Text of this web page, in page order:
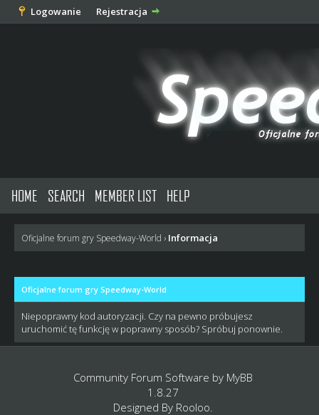
Logowanie Rejestracja
HOME SEARCH MEMBER LIST HELP
Oficjalne forum gry Speedway-World › Informacja
Oficjalne forum gry Speedway-World
Niepoprawny kod autoryzacji. Czy na pewno próbujesz
uruchomić tę funkcję w poprawny sposób? Spróbuj ponownie.
Community Forum Software by MyBB
1.8.27
Designed By Rooloo.